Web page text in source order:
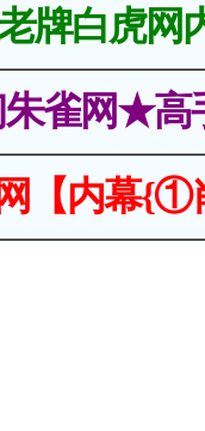
牌白虎网
雀网★高
【内幕